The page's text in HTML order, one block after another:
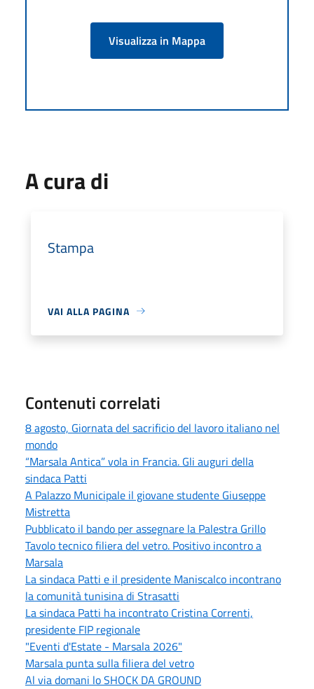
Visualizza in Mappa
A cura di
Stampa
VAI ALLA PAGINA
Contenuti correlati
8 agosto, Giornata del sacrificio del lavoro italiano nel
mondo
“Marsala Antica” vola in Francia. Gli auguri della
sindaca Patti
A Palazzo Municipale il giovane studente Giuseppe
Mistretta
Pubblicato il bando per assegnare la Palestra Grillo
Tavolo tecnico filiera del vetro. Positivo incontro a
Marsala
La sindaca Patti e il presidente Maniscalco incontrano
la comunità tunisina di Strasatti
La sindaca Patti ha incontrato Cristina Correnti,
presidente FIP regionale
"Eventi d'Estate - Marsala 2026"
Marsala punta sulla filiera del vetro
Al via domani lo SHOCK DA GROUND